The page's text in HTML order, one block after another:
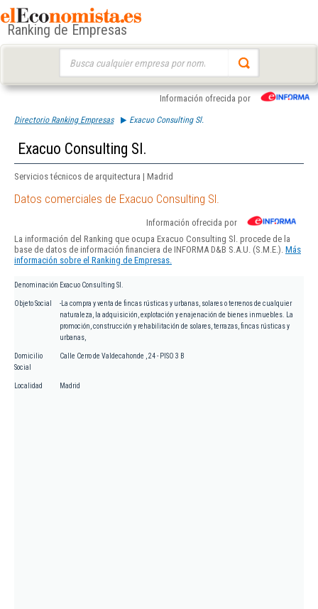
Ranking de Empresas
Información ofrecida por
Directorio Ranking Empresas Exacuo Consulting Sl.
Exacuo Consulting Sl.
Servicios técnicos de arquitectura | Madrid
Datos comerciales de Exacuo Consulting Sl.
Información ofrecida por
La información del Ranking que ocupa Exacuo Consulting Sl. procede de la
base de datos de información financiera de INFORMA D&B S.A.U. (S.M.E.). Más
información sobre el Ranking de Empresas.
Denominación Exacuo Consulting Sl.
Objeto Social
-La compra y venta de fincas rústicas y urbanas, solares o terrenos de cualquier
naturaleza, la adquisición, explotación y enajenación de bienes inmuebles. La
promoción, construcción y rehabilitación de solares, terrazas, fincas rústicas y
urbanas,
Domicilio
Social
Calle Cerro de Valdecahonde , 24 - PISO 3 B
Localidad Madrid